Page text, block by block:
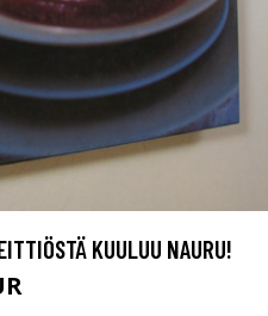
KUULUU NAURU!